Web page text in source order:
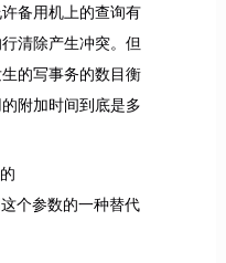
备用机上的查询有
清除产生冲突。但
的写事务的数目衡
附加时间到底是多
个参数的一种替代